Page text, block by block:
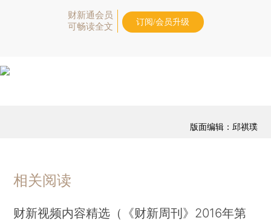
财新通会员
可畅读全文
订阅/会员升级
版面编辑：邱祺璞
相关阅读
财新视频内容精选（《财新周刊》2016年第